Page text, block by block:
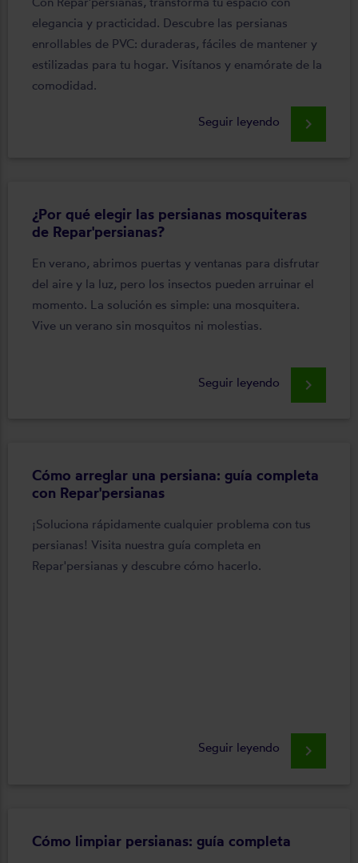
elegancia y practicidad. Descubre las persianas
enrollables de PVC: duraderas, fáciles de mantener y
estilizadas para tu hogar. Visítanos y enamórate de la
comodidad.
Seguir leyendo keyboard_arrow_right
¿Por qué elegir las persianas mosquiteras
de Repar'persianas?
En verano, abrimos puertas y ventanas para disfrutar
del aire y la luz, pero los insectos pueden arruinar el
momento. La solución es simple: una mosquitera.
Vive un verano sin mosquitos ni molestias.
Seguir leyendo keyboard_arrow_right
Cómo arreglar una persiana: guía completa
con Repar'persianas
¡Soluciona rápidamente cualquier problema con tus
persianas! Visita nuestra guía completa en
Repar'persianas y descubre cómo hacerlo.
Seguir leyendo keyboard_arrow_right
Cómo limpiar persianas: guía completa